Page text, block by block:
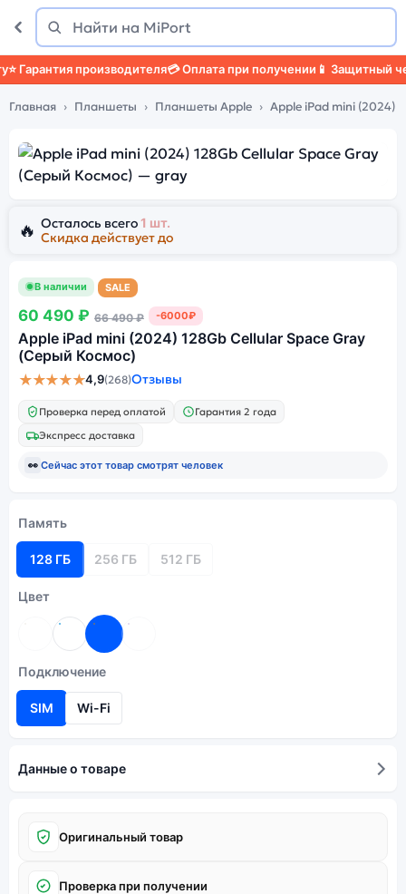
Поиск
Найти
производителя💳 Оплата при получении📱 Защитный чехол
Главная Планшеты Планшеты Apple Apple iPad mini (2024)
🔥 Осталось всего1 шт.
Скидка действует до
В наличии SALE
60 490 ₽ 66 490 ₽ -6000₽
Apple iPad mini (2024) 128Gb Cellular Space Gray
(Серый Космос)
★★★★★4,9(268)Отзывы
Проверка перед оплатой
Гарантия 2 года
Экспресс доставка
👀 Сейчас этот товар смотрят человек
Память
128 ГБ 256 ГБ 512 ГБ
Цвет
Подключение
SIM Wi-Fi
Данные о товаре
Оригинальный товар
Проверка при получении